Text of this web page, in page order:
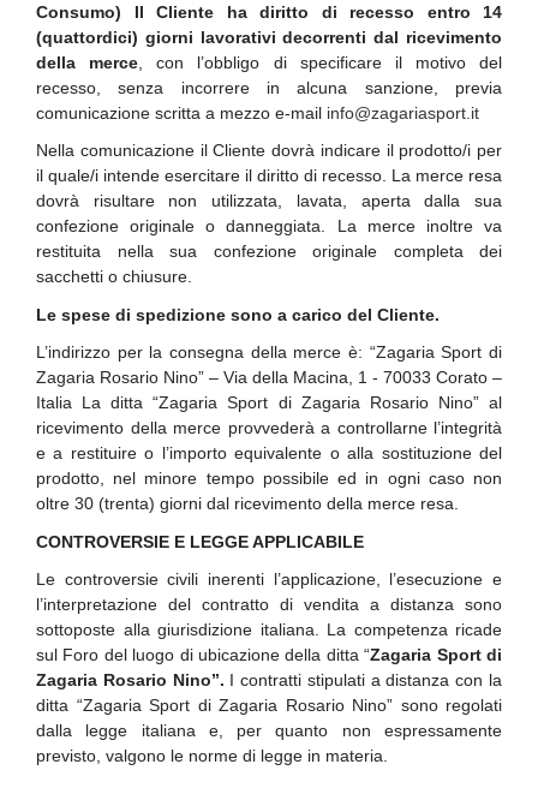
Consumo)
Il Cliente ha diritto di recesso entro 14
(quattordici) giorni lavorativi decorrenti dal ricevimento
della merce , con l’obbligo di specificare il motivo del
recesso, senza incorrere in alcuna sanzione, previa
comunicazione scritta a mezzo e-mail info@zagariasport.it
Nella comunicazione il Cliente dovrà indicare il prodotto/i per
il quale/i intende esercitare il diritto di recesso. La merce resa
dovrà risultare non utilizzata, lavata, aperta dalla sua
confezione originale o danneggiata. La merce inoltre va
restituita nella sua confezione originale completa dei
sacchetti o chiusure.
Le spese di spedizione sono a carico del Cliente.
L’indirizzo per la consegna della merce è: “Zagaria Sport di
Zagaria Rosario Nino” – Via della Macina, 1 - 70033 Corato –
Italia La ditta “Zagaria Sport di Zagaria Rosario Nino” al
ricevimento della merce provvederà a controllarne l’integrità
e a restituire o l’importo equivalente o alla sostituzione del
prodotto, nel minore tempo possibile ed in ogni caso non
oltre 30 (trenta) giorni dal ricevimento della merce resa.
CONTROVERSIE E LEGGE APPLICABILE
Le controversie civili inerenti l’applicazione, l’esecuzione e
l’interpretazione del contratto di vendita a distanza sono
sottoposte alla giurisdizione italiana. La competenza ricade
sul Foro del luogo di ubicazione della ditta “Zagaria Sport di
Zagaria Rosario Nino”. I contratti stipulati a distanza con la
ditta “Zagaria Sport di Zagaria Rosario Nino” sono regolati
dalla legge italiana e, per quanto non espressamente
previsto, valgono le norme di legge in materia.